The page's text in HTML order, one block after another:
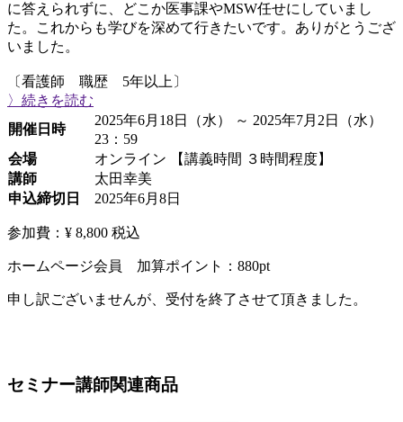
に答えられずに、どこか医事課やMSW任せにしていまし
た。これからも学びを深めて行きたいです。ありがとうござ
いました。
〔看護師 職歴 5年以上〕
〉続きを読む
開催日時
2025年6月18日（水） ～ 2025年7月2日（水）
23：59
会場
オンライン 【講義時間 ３時間程度】
講師
太田幸美
申込締切日
2025年6月8日
参加費：¥ 8,800 税込
ホームページ会員 加算ポイント： 880pt
申し訳ございませんが、受付を終了させて頂きました。
セミナー講師関連商品